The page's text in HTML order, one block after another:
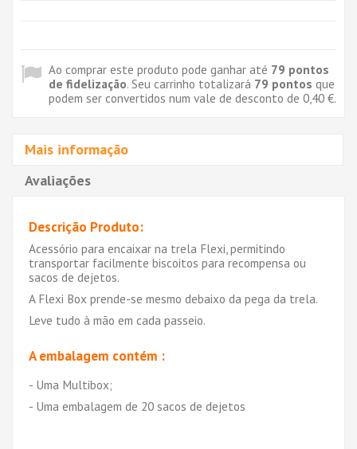
Ao comprar este produto pode ganhar até 79 pontos
de fidelização. Seu carrinho totalizará 79 pontos que
podem ser convertidos num vale de desconto de 0,40 €.
Mais informação
Avaliações
Descrição Produto:
Acessório para encaixar na trela Flexi, permitindo
transportar facilmente biscoitos para recompensa ou
sacos de dejetos.
A Flexi Box prende-se mesmo debaixo da pega da trela.
Leve tudo à mão em cada passeio.
A embalagem contém :
- Uma Multibox;
- Uma embalagem de 20 sacos de dejetos